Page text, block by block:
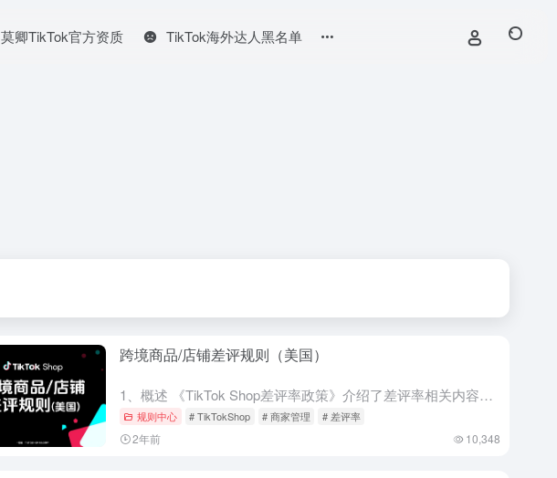
莫卿TikTok官方资质 TikTok海外达人黑名单
跨境商品/店铺差评规则（美国）
1、概述 《TikTok Shop差评率政策》介绍了差评率相关内容，包括对卖家的要求、差评率计算方式、对绩效不佳的整体处罚措施等。 所有通过TikTok Shop销售商品的卖家都必须遵守《TikTok...
规则中心 # TikTokShop # 商家管理 # 差评率
2年前 10,348